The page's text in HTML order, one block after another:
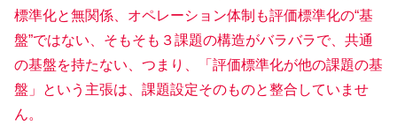
標準化と無関係、オペレーション体制も評価標準化の“基
盤”ではない、そもそも３課題の構造がバラバラで、共通
の基盤を持たない、つまり、「評価標準化が他の課題の基
盤」という主張は、課題設定そのものと整合していませ
ん。